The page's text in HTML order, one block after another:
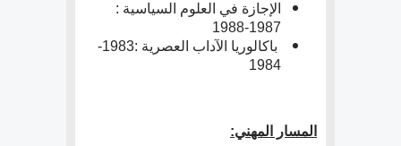
الإجازة في العلوم السياسية :
1987-1988
باكالوريا الآداب العصرية :1983-
1984
المسار المهني: